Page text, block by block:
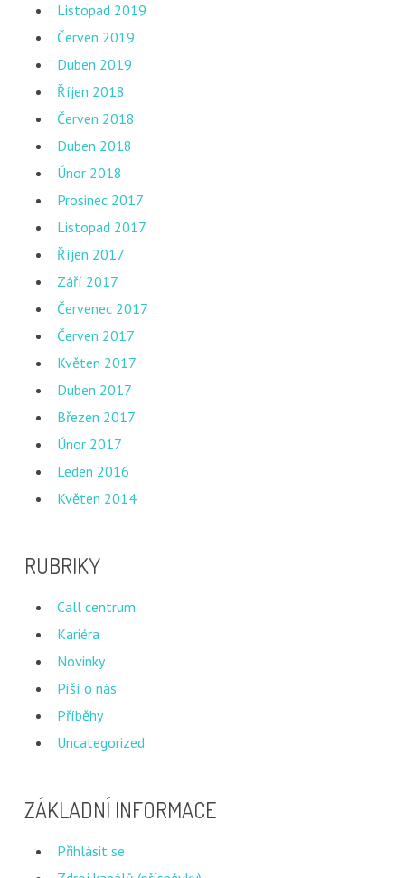
Listopad 2019
Červen 2019
Duben 2019
Říjen 2018
Červen 2018
Duben 2018
Únor 2018
Prosinec 2017
Listopad 2017
Říjen 2017
Září 2017
Červenec 2017
Červen 2017
Květen 2017
Duben 2017
Březen 2017
Únor 2017
Leden 2016
Květen 2014
RUBRIKY
Call centrum
Kariéra
Novinky
Píší o nás
Příběhy
Uncategorized
ZÁKLADNÍ INFORMACE
Přihlásit se